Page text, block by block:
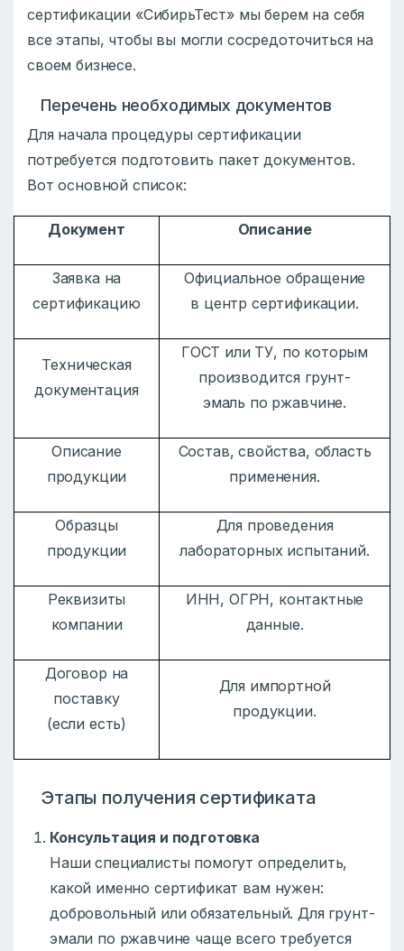
сертификации «СибирьТест» мы берем на себя
все этапы, чтобы вы могли сосредоточиться на
своем бизнесе.
Перечень необходимых документов
Для начала процедуры сертификации
потребуется подготовить пакет документов.
Вот основной список:
Документ Описание
Заявка на
сертификацию
Официальное обращение
в центр сертификации.
Техническая
документация
ГОСТ или ТУ, по которым
производится грунт-
эмаль по ржавчине.
Описание
продукции
Состав, свойства, область
применения.
Образцы
продукции
Для проведения
лабораторных испытаний.
Реквизиты
компании
ИНН, ОГРН, контактные
данные.
Договор на
поставку
(если есть)
Для импортной
продукции.
Этапы получения сертификата
Консультация и подготовка
Наши специалисты помогут определить,
какой именно сертификат вам нужен:
добровольный или обязательный. Для грунт-
эмали по ржавчине чаще всего требуется